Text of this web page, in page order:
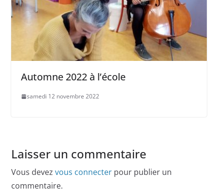
Automne 2022 à l’école
samedi 12 novembre 2022
Laisser un commentaire
Vous devez vous connecterpour publier un
commentaire.